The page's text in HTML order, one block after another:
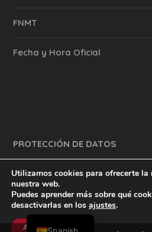
FNMT
Fecha y Hora Oficial
PROTECCIÓN DE DATOS
inventtatte es Marketing Online
Utilizamos cookies para ofrecerte la
nuestra web.
Puedes aprender más sobre qué
desactivarlas en los ajustes.
Aceptar
English